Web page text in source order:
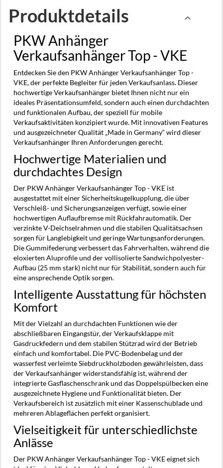
Produktdetails
PKW Anhänger
Verkaufsanhänger Top - VKE
Entdecken Sie den PKW Anhänger Verkaufsanhänger Top -
VKE, der perfekte Begleiter für jeden Verkaufsanlass. Dieser
hochwertige Verkaufsanhänger bietet Ihnen nicht nur ein
ideales Präsentationsumfeld, sondern auch einen durchdachten
und funktionalen Aufbau, der speziell für mobile
Verkaufsaktivitäten konzipiert wurde. Mit innovativen Features
und ausgezeichneter Qualität „Made in Germany“ wird dieser
Verkaufsanhänger Ihren Anforderungen gerecht.
Hochwertige Materialien und
durchdachtes Design
Der PKW Anhänger Verkaufsanhänger Top - VKE ist
ausgestattet mit einer Sicherheitskugelkupplung, die über
Verschleiß- und Sicherungsanzeigen verfügt, sowie einer
hochwertigen Auflaufbremse mit Rückfahrautomatik. Der
verzinkte V-Deichselrahmen und die stabilen Qualitätsachsen
sorgen für Langlebigkeit und geringe Wartungsanforderungen.
Die Gummifederung verbessert das Fahrverhalten, während die
eloxierten Aluprofile und der vollisolierte Sandwichpolyester-
Aufbau (25 mm stark) nicht nur für Stabilität, sondern auch für
eine ansprechende Optik sorgen.
Intelligente Ausstattung für höchsten
Komfort
Mit der Vielzahl an durchdachten Funktionen wie der
abschließbaren Eingangstür, der Verkaufsklappe mit
Gasdruckfedern und dem stabilen Stützrad wird der Betrieb
einfach und komfortabel. Die PVC-Bodenbelag und der
wasserfest verleimte Siebdruckholzboden gewährleisten, dass
der Verkaufsanhänger widerstandsfähig ist, während der
integrierte Gasflaschenschrank und das Doppelspülbecken eine
ausgezeichnete Hygiene und Funktionalität bieten. Der
Verkaufsbereich ist zusätzlich mit einer Kassenschublade und
mehreren Ablageflächen perfekt organisiert.
Vielseitigkeit für unterschiedlichste
Anlässe
Der PKW Anhänger Verkaufsanhänger Top - VKE eignet sich